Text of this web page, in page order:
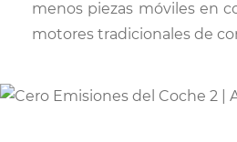
menos piezas móviles en
motores tradicionales de